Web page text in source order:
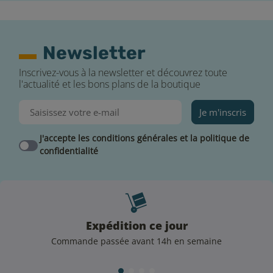
Newsletter
Inscrivez-vous à la newsletter et découvrez toute
l'actualité et les bons plans de la boutique
Je m'inscris
J'accepte les conditions générales et la politique de
confidentialité
Expédition ce jour
Commande passée avant 14h en semaine